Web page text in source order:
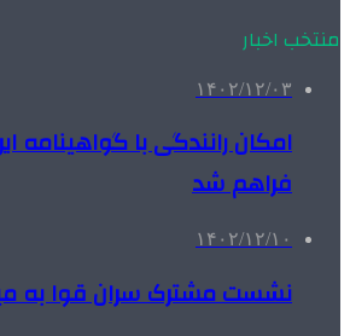
منتخب اخبار
۱۴۰۲/۱۲/۰۳
امکان رانندگی با گواهینامه
فراهم شد
۱۴۰۲/۱۲/۱۰
نشست مشترک سران قوا به